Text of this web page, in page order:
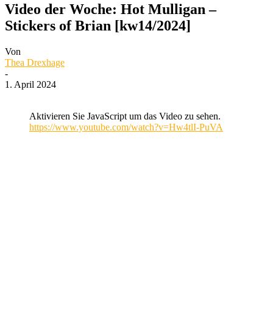
Video der Woche: Hot Mulligan –
Stickers of Brian [kw14/2024]
Von
Thea Drexhage
-
1. April 2024
Aktivieren Sie JavaScript um das Video zu sehen.
https://www.youtube.com/watch?v=Hw4tlI-PuVA